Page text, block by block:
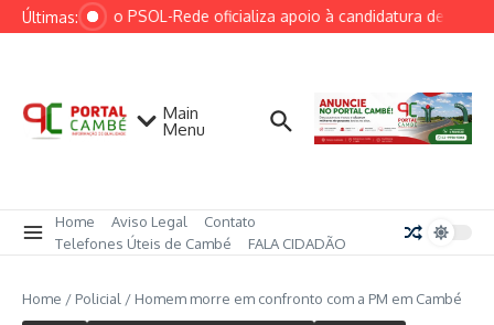
Ir para o conteúdo
Últimas:
Federação PSOL-Rede oficializa apoio à candidatura de Lula à
Main
Menu
Home Aviso Legal
Contato
Telefones Úteis de Cambé
FALA CIDADÃO
Home / Policial / Homem morre em confronto com a PM em Cambé